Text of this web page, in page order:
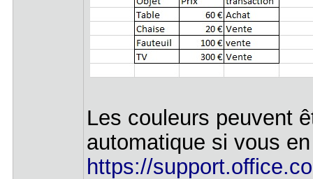
Les couleurs peuvent
automatique si vous
https://